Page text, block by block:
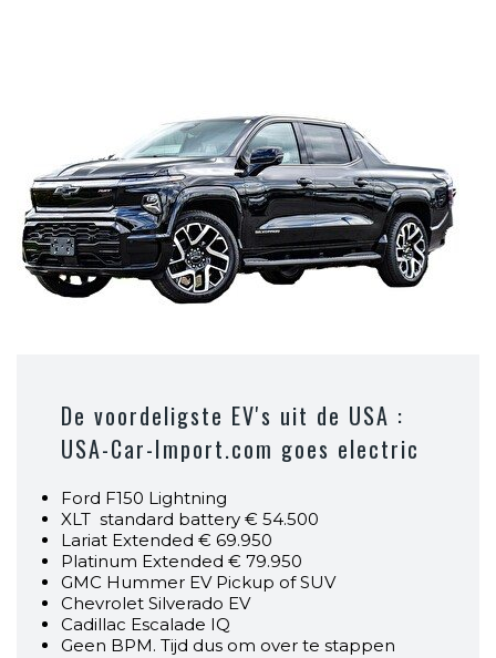
De voordeligste EV's uit de USA :
USA-Car-Import.com goes electric
Ford F150 Lightning
XLT standard battery € 54.500
Lariat Extended € 69.950
Platinum Extended € 79.950
GMC Hummer EV Pickup of SUV
Chevrolet Silverado EV
Cadillac Escalade IQ
Geen BPM. Tijd dus om over te stappen